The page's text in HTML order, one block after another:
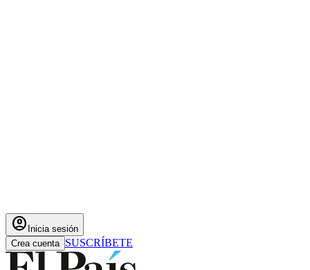
account_circle Inicia sesión
Crea cuenta SUSCRÍBETE